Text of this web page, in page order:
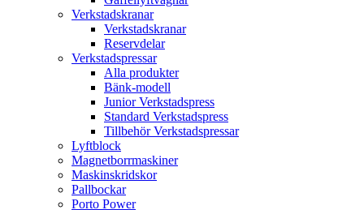
Verkstadskranar
Verkstadskranar
Reservdelar
Verkstadspressar
Alla produkter
Bänk-modell
Junior Verkstadspress
Standard Verkstadspress
Tillbehör Verkstadspressar
Lyftblock
Magnetborrmaskiner
Maskinskridskor
Pallbockar
Porto Power